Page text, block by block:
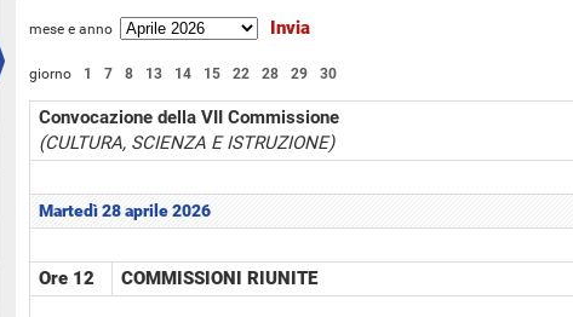
mese e anno
giorno 1 7 8 13 14 15 22 28 29 30
Convocazione della VII Commissione
(CULTURA, SCIENZA E ISTRUZIONE)
Martedì 28 aprile 2026
Ore 12 COMMISSIONI RIUNITE